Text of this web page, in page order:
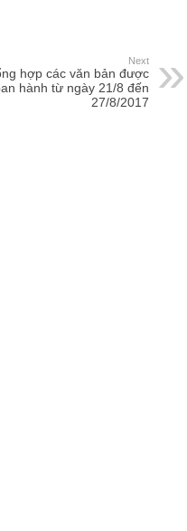
Next
hợp các văn bản được
hành từ ngày 21/8 đến
27/8/2017